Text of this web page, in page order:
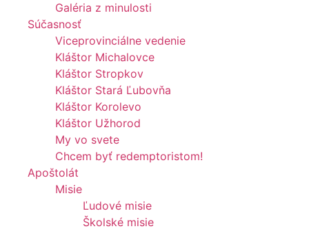
Galéria z minulosti
Súčasnosť
Viceprovinciálne vedenie
Kláštor Michalovce
Kláštor Stropkov
Kláštor Stará Ľubovňa
Kláštor Korolevo
Kláštor Užhorod
My vo svete
Chcem byť redemptoristom!
Apoštolát
Misie
Ľudové misie
Školské misie